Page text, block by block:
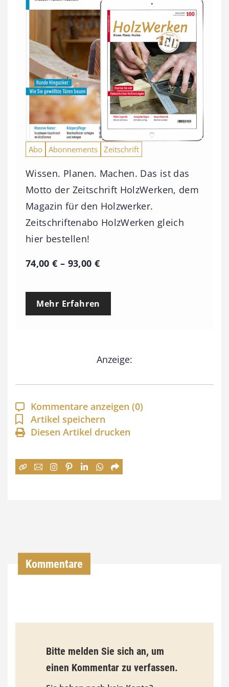
Abo Abonnements Zeitschrift
Wissen. Planen. Machen. Das ist das
Motto der Zeitschrift HolzWerken, dem
Magazin für den Holzwerker.
Zeitschriftenabo HolzWerken gleich
hier bestellen!
74,00€ – 93,00 €P
e
p
n
e
7
4
9
,
0
Mehr Erfahren
Anzeige:
Kommentare anzeigen (0)
Artikel speichern
Diesen Artikel drucken
Kommentare
Bitte melden Sie sich an, um
einen Kommentar zu verfassen.